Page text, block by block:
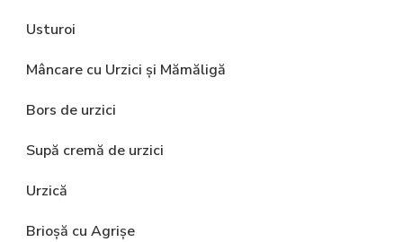
Usturoi
Mâncare cu Urzici și Mămăligă
Bors de urzici
Supă cremă de urzici
Urzică
Brioșă cu Agrișe